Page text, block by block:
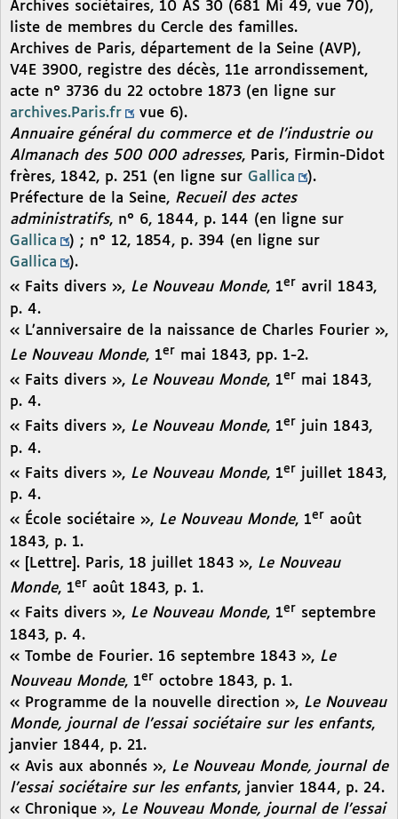
Archives sociétaires, 10 AS 30 (681 Mi 49, vue 70),
liste de membres du Cercle des familles.
Archives de Paris, département de la Seine (AVP),
V4E 3900, registre des décès, 11e arrondissement,
acte n° 3736 du 22 octobre 1873 (en ligne sur
archives.Paris.fr
vue 6).
Annuaire général du commerce et de l’industrie ou
Almanach des 500 000 adresses, Paris, Firmin-Didot
frères, 1842, p. 251 (en ligne sur Gallica
).
Préfecture de la Seine, Recueil des actes
administratifs, n° 6, 1844, p. 144 (en ligne sur
Gallica
) ; n° 12, 1854, p. 394 (en ligne sur
Gallica
).
« Faits divers », Le Nouveau Monde, 1er avril 1843,
p. 4.
« L’anniversaire de la naissance de Charles Fourier »,
Le Nouveau Monde, 1er mai 1843, pp. 1-2.
« Faits divers », Le Nouveau Monde, 1er mai 1843,
p. 4.
« Faits divers », Le Nouveau Monde, 1er juin 1843,
p. 4.
« Faits divers », Le Nouveau Monde, 1er juillet 1843,
p. 4.
« École sociétaire », Le Nouveau Monde, 1er août
1843, p. 1.
« [Lettre]. Paris, 18 juillet 1843 », Le Nouveau
Monde, 1er août 1843, p. 1.
« Faits divers », Le Nouveau Monde, 1er septembre
1843, p. 4.
« Tombe de Fourier. 16 septembre 1843 », Le
Nouveau Monde, 1er octobre 1843, p. 1.
« Programme de la nouvelle direction », Le Nouveau
Monde, journal de l’essai sociétaire sur les enfants,
janvier 1844, p. 21.
« Avis aux abonnés », Le Nouveau Monde, journal de
l’essai sociétaire sur les enfants, janvier 1844, p. 24.
« Chronique », Le Nouveau Monde, journal de l’essai